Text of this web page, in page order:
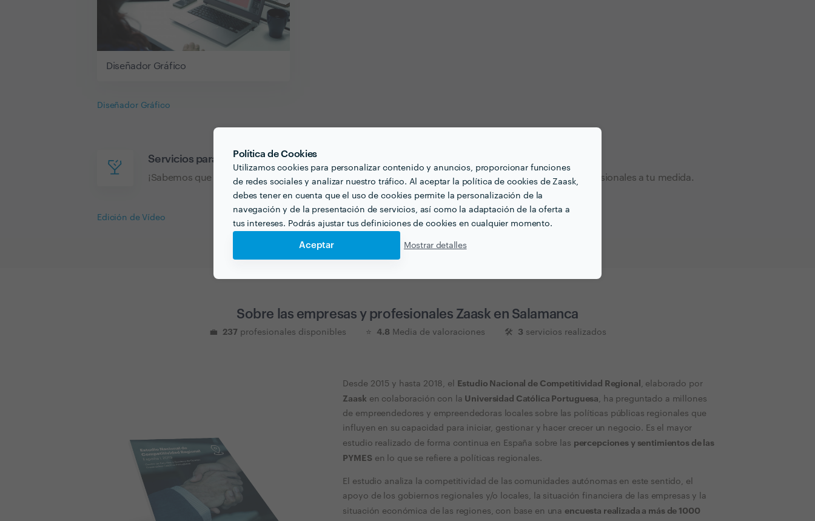
Política de Cookies
Utilizamos cookies para personalizar contenido y anuncios, proporcionar funciones
de redes sociales y analizar nuestro tráfico. Al aceptar la política de cookies de Zaask,
debes tener en cuenta que el uso de cookies permite la personalización de la
navegación y de la presentación de servicios, así como la adaptación de la oferta a
tus intereses. Podrás ajustar tus definiciones de cookies en cualquier momento.
Aceptar Mostrar detalles
Diseñador Gráfico
Diseñador Gráfico
Servicios para tu evento
¡Sabemos que para tu evento todo tiene que ser perfecto! Conseguirlo es fácil cuando contratas profesionales a tu medida.
Edición de Vídeo
Sobre las empresas y profesionales Zaask en Salamanca
💼 237 profesionales disponibles ⭐️ 4.8 Media de valoraciones 🛠 3 servicios realizados
Desde 2015 y hasta 2018, el Estudio Nacional de Competitividad Regional , elaborado por
Zaask en colaboración con la Universidad Católica Portuguesa , ha preguntado a millones
de empreendedores y empreendedoras locales sobre las políticas públicas regionales que
influyen en su capacidad para iniciar, gestionar y hacer crecer un negocio. Es el mayor
estudio realizado de forma continua en España sobre las percepciones y sentimientos de las
PYMES en lo que se refiere a políticas regionales.
El estudio analiza la competitividad de las comunidades autónomas en este sentido, el
apoyo de los gobiernos regionales y/o locales, la situación financiera de las empresas y la
situación económica de las regiones, con base en una encuesta realizada a más de 1000